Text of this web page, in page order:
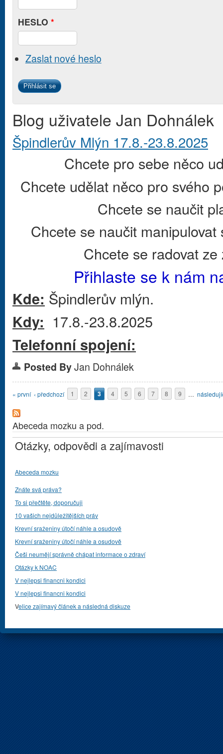
HESLO *
Zaslat nové heslo
Blog uživatele Jan Dohnálek
Špindlerův Mlýn 17.8.-23.8.2025
Chcete pro sebe něco
Chcete udělat něco pro svého
Chcete se naučit
Chcete se naučit manipulovat
Chcete se radovat ze
Přihlaste se k nám
Kde: Špindlerův mlýn.
Kdy: 17.8.-23.8.2025
Telefonní spojení:
Posted ByJan Dohnálek
Stránky
« první ‹ předchozí 1 2 3 4 5 6 7 8 9 …
Abeceda mozku a pod.
Otázky, odpovědi a zajímavosti
Abeceda mozku
Znáte svá práva?
To si přečtěte, doporučuji
10 vašich nejdůležitějších práv
Krevní sraženiny útočí náhle a osudově
Krevní sraženiny útočí náhle a osudově
Češi neumějí správně chápat informace o zdraví
Otázky k NOAC
V nejlepsi financni kondici
V nejlepsi financni kondici
Velice zajímavý článek a následná diskuze